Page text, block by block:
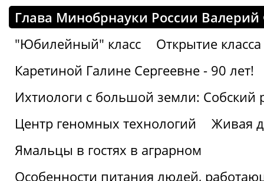
Глава Минобрнауки России
"Юбилейный" класс
Открытие
Каретиной Галине Сергеевне - 90 лет!
Ихтиологи с большой земли: Собский
Центр геномных технологий
Живая
Ямальцы в гостях в аграрном
Особенности питания людей,